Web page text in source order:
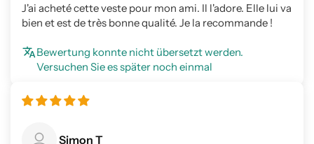
J'ai acheté cette veste pour mon ami. Il l'adore. Elle lui va
bien et est de très bonne qualité. Je la recommande !
Bewertung konnte nicht übersetzt werden.
Versuchen Sie es später noch einmal
Simon T